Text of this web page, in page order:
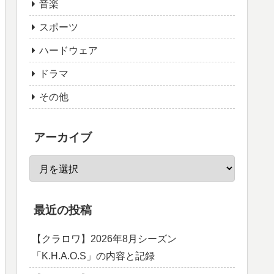
音楽
スポーツ
ハードウェア
ドラマ
その他
アーカイブ
最近の投稿
【クラロワ】2026年8月シーズン
「K.H.A.O.S」の内容と記録